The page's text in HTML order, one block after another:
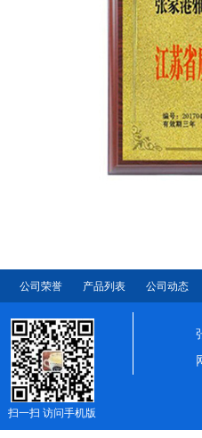
公司荣誉 产品列表 公司动态
扫一扫 访问手机版